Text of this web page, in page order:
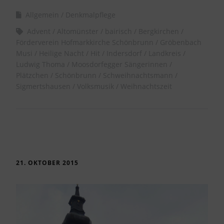
21. OKTOBER 2015